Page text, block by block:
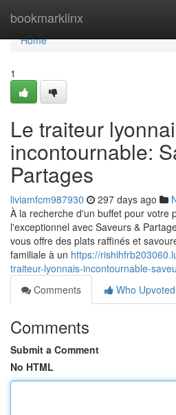
bookmarklinx
Home
Home
1
Le traiteur
incontournable:
Partages
liviamfcm987930 297 days ago
À la recherche d'un buffet pour votre
l'exceptionnel avec Saveurs &
vous offre des plats raffinés et
familiale à un https://
traiteur-lyonnais-incontournable-
Comments
Who Upvoted
Comments
Submit a Comment
No HTML